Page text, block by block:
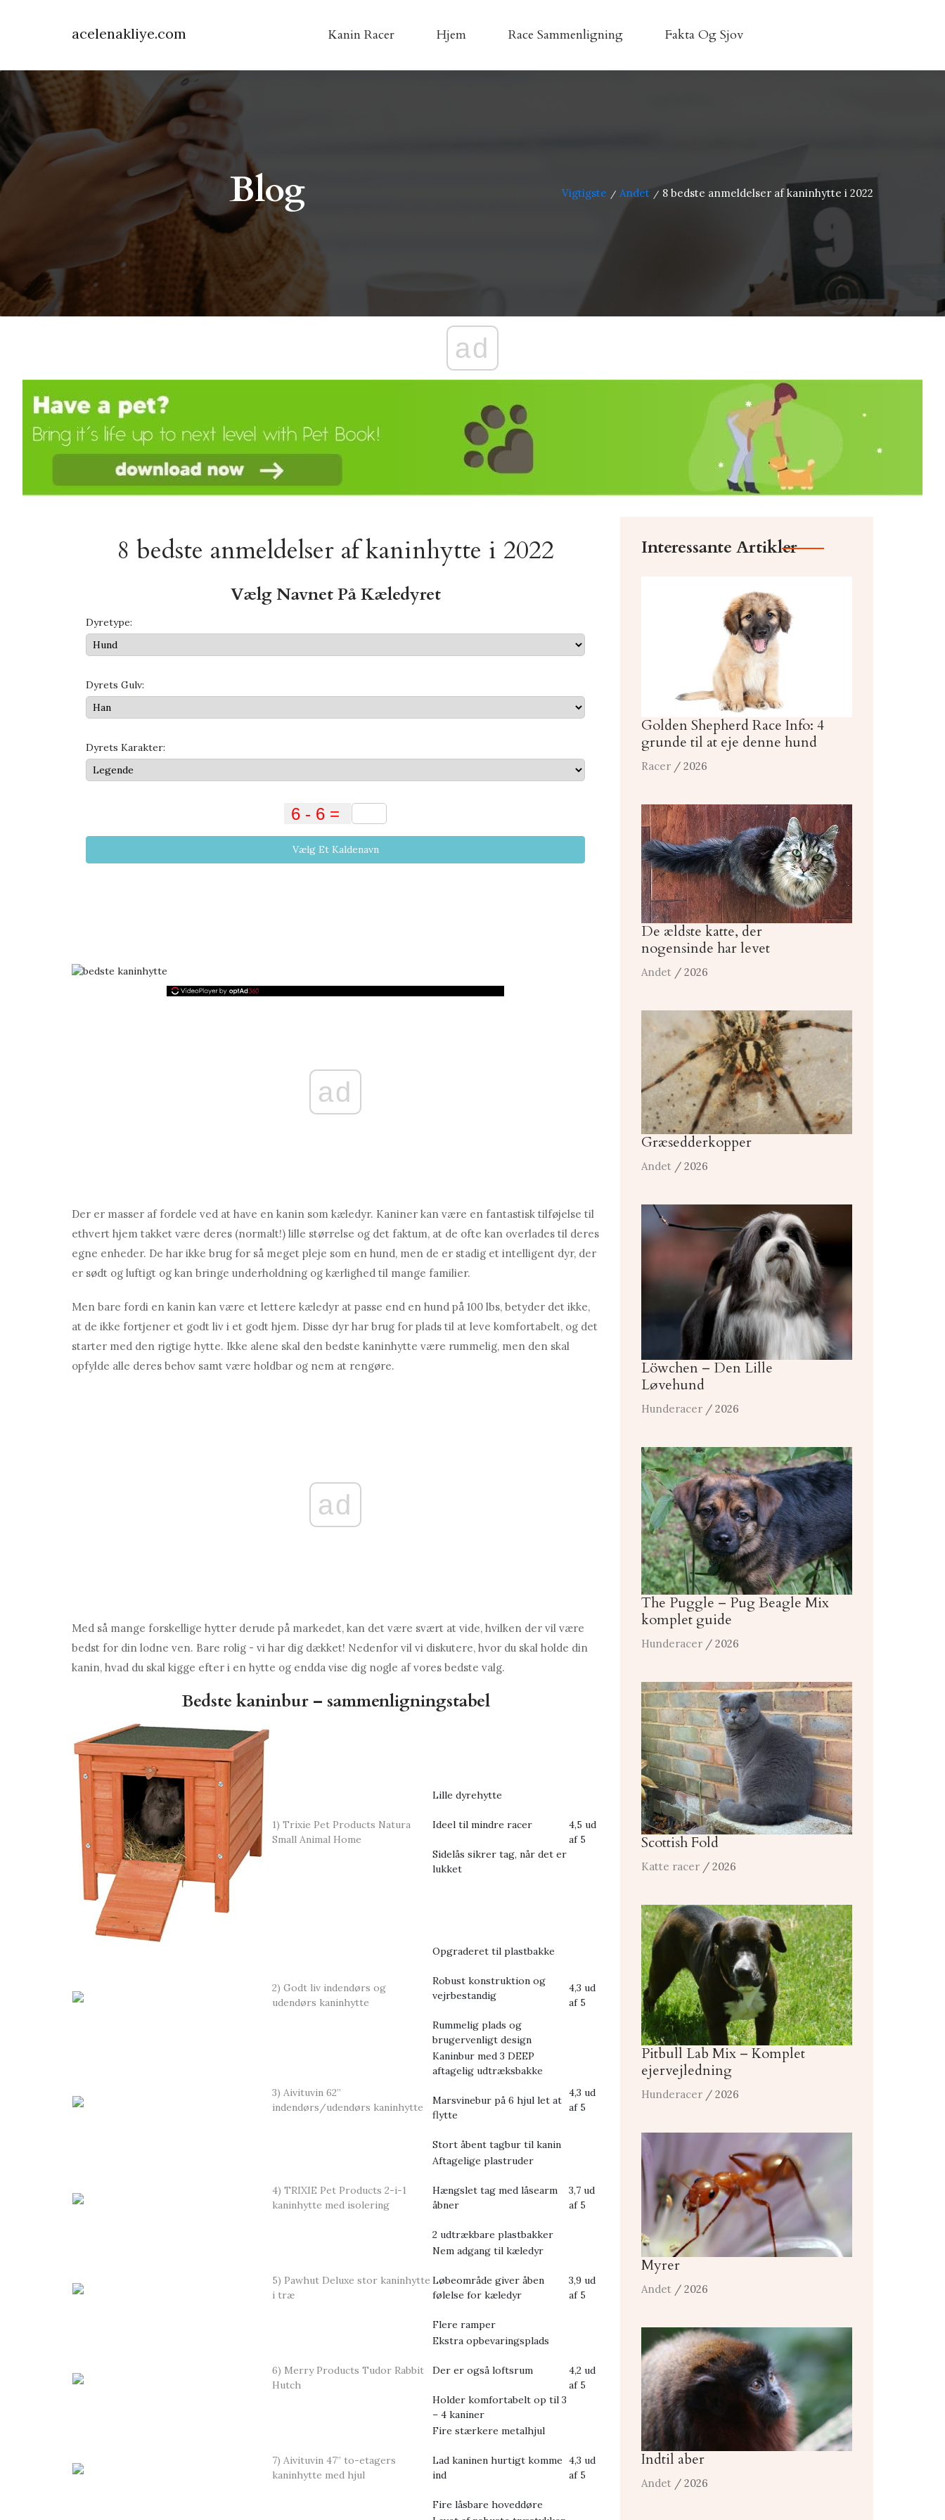
acelenakliye.com Kanin Racer Hjem Race Sammenligning Fakta Og Sjov
Blog Vigtigste / Andet / 8 bedste anmeldelser af kaninhytte i 2022
ad
8 bedste anmeldelser af kaninhytte i 2022
Vælg Navnet På Kæledyret
Dyretype:
Dyrets Gulv:
Dyrets Karakter:
Vælg Et Kaldenavn
ad
Der er masser af fordele ved at have en kanin som kæledyr. Kaniner kan være en fantastisk tilføjelse til
ethvert hjem takket være deres (normalt!) lille størrelse og det faktum, at de ofte kan overlades til deres
egne enheder. De har ikke brug for så meget pleje som en hund, men de er stadig et intelligent dyr, der
er sødt og luftigt og kan bringe underholdning og kærlighed til mange familier.
Men bare fordi en kanin kan være et lettere kæledyr at passe end en hund på 100 lbs, betyder det ikke,
at de ikke fortjener et godt liv i et godt hjem. Disse dyr har brug for plads til at leve komfortabelt, og det
starter med den rigtige hytte. Ikke alene skal den bedste kaninhytte være rummelig, men den skal
opfylde alle deres behov samt være holdbar og nem at rengøre.
ad
Med så mange forskellige hytter derude på markedet, kan det være svært at vide, hvilken der vil være
bedst for din lodne ven. Bare rolig - vi har dig dækket! Nedenfor vil vi diskutere, hvor du skal holde din
kanin, hvad du skal kigge efter i en hytte og endda vise dig nogle af vores bedste valg.
Bedste kaninbur – sammenligningstabel
1) Trixie Pet Products Natura
Small Animal Home
Lille dyrehytte
Ideel til mindre racer
Sidelås sikrer tag, når det er
lukket
4,5 ud
af 5
2) Godt liv indendørs og
udendørs kaninhytte
Opgraderet til plastbakke
Robust konstruktion og
vejrbestandig
Rummelig plads og
brugervenligt design
4,3 ud
af 5
3) Aivituvin 62”
indendørs/udendørs kaninhytte
Kaninbur med 3 DEEP
aftagelig udtræksbakke
Marsvinebur på 6 hjul let at
flytte
Stort åbent tagbur til kanin
4,3 ud
af 5
4) TRIXIE Pet Products 2-i-1
kaninhytte med isolering
Aftagelige plastruder
Hængslet tag med låsearm
åbner
2 udtrækbare plastbakker
3,7 ud
af 5
5) Pawhut Deluxe stor kaninhytte
i træ
Nem adgang til kæledyr
Løbeområde giver åben
følelse for kæledyr
Flere ramper
3,9 ud
af 5
6) Merry Products Tudor Rabbit
Hutch
Ekstra opbevaringsplads
Der er også loftsrum
Holder komfortabelt op til 3
– 4 kaniner
4,2 ud
af 5
7) Aivituvin 47” to-etagers
kaninhytte med hjul
Fire stærkere metalhjul
Lad kaninen hurtigt komme
ind
Fire låsbare hoveddøre
4,3 ud
af 5
Interessante Artikler
Golden Shepherd Race Info: 4
grunde til at eje denne hund
Racer / 2026
De ældste katte, der
nogensinde har levet
Andet / 2026
Græsedderkopper
Andet / 2026
Löwchen – Den Lille
Løvehund
Hunderacer / 2026
The Puggle – Pug Beagle Mix
komplet guide
Hunderacer / 2026
Scottish Fold
Katte racer / 2026
Pitbull Lab Mix – Komplet
ejervejledning
Hunderacer / 2026
Myrer
Andet / 2026
Indtil aber
Andet / 2026